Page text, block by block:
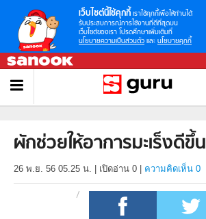
เว็บไซต์นี้ใช้คุกกี้ เราใช้คุกกี้เพื่อให้ท่านได้
รับประสบการณ์การใช้งานที่ดีที่สุดบน
เว็บไซต์ของเรา โปรดศึกษาเพิ่มเติมที่
นโยบายความเป็นส่วนตัว และ นโยบายคุกกี้
ผักช่วยให้อาการมะเร็งดีขึ้น
26 พ.ย. 56 05.25 น. เปิดอ่าน 0 ความคิดเห็น 0